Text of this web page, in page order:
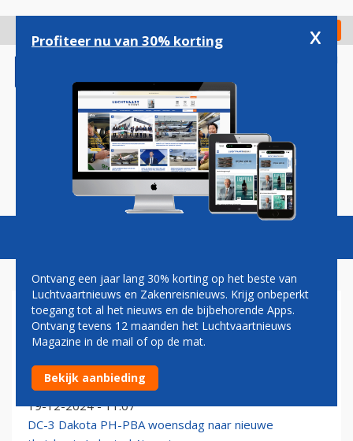
gaan
Check in
Magazine Podcasts Vacatures
DDA
F-35's escorteren 'koninklijke' DC-3 naar nieuwe
onderkomen op Lelystad Airport
19-12-2024 - 11:07
DC-3 Dakota PH-PBA woensdag naar nieuwe
Profiteer nu van 30% korting x
Ontvang een jaar lang 30% korting op het beste van
Luchtvaartnieuws en Zakenreisnieuws. Krijg onbeperkt
toegang tot al het nieuws en de bijbehorende Apps.
Ontvang tevens 12 maanden het Luchtvaartnieuws
Magazine in de mail of op de mat.
Bekijk aanbieding